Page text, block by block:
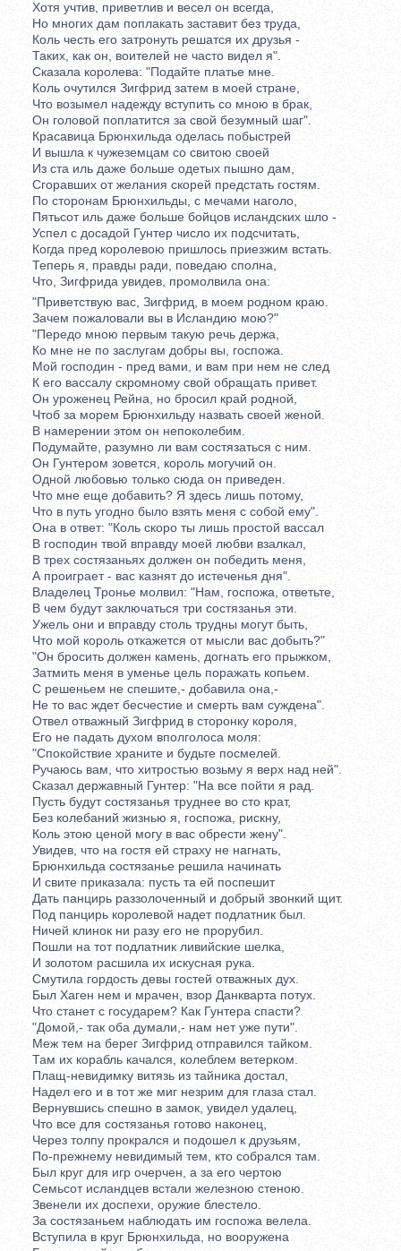
Хотя учтив, приветлив и весел он всегда,
Но многих дам поплакать заставит без труда,
Коль честь его затронуть решатся их друзья -
Таких, как он, воителей не часто видел я".
Сказала королева: "Подайте платье мне.
Коль очутился Зигфрид затем в моей стране,
Что возымел надежду вступить со мною в брак,
Он головой поплатится за свой безумный шаг".
Красавица Брюнхильда оделась побыстрей
И вышла к чужеземцам со свитою своей
Из ста иль даже больше одетых пышно дам,
Сгоравших от желания скорей предстать гостям.
По сторонам Брюнхильды, с мечами наголо,
Пятьсот иль даже больше бойцов исландских шло -
Успел с досадой Гунтер число их подсчитать,
Когда пред королевою пришлось приезжим встать.
Теперь я, правды ради, поведаю сполна,
Что, Зигфрида увидев, промолвила она:
"Приветствую вас, Зигфрид, в моем родном краю.
Зачем пожаловали вы в Исландию мою?"
"Передо мною первым такую речь держа,
Ко мне не по заслугам добры вы, госпожа.
Мой господин - пред вами, и вам при нем не след
К его вассалу скромному свой обращать привет.
Он уроженец Рейна, но бросил край родной,
Чтоб за морем Брюнхильду назвать своей женой.
В намерении этом он непоколебим.
Подумайте, разумно ли вам состязаться с ним.
Он Гунтером зовется, король могучий он.
Одной любовью только сюда он приведен.
Что мне еще добавить? Я здесь лишь потому,
Что в путь угодно было взять меня с собой ему".
Она в ответ: "Коль скоро ты лишь простой вассал
B господин твой вправду моей любви взалкал,
В трех состязаньях должен он победить меня,
А проиграет - вас казнят до истеченья дня".
Владелец Тронье молвил: "Нам, госпожа, ответьте,
В чем будут заключаться три состязанья эти.
Ужель они и вправду столь трудны могут быть,
Что мой король откажется от мысли вас добыть?"
"Он бросить должен камень, догнать его прыжком,
Затмить меня в уменье цель поражать копьем.
С решеньем не спешите,- добавила она,-
Не то вас ждет бесчестие и смерть вам суждена".
Отвел отважный Зигфрид в сторонку короля,
Его не падать духом вполголоса моля:
"Спокойствие храните и будьте посмелей.
Ручаюсь вам, что хитростью возьму я верх над ней".
Сказал державный Гунтер: "На все пойти я рад.
Пусть будут состязанья труднее во сто крат,
Без колебаний жизнью я, госпожа, рискну,
Коль этою ценой могу в вас обрести жену".
Увидев, что на гостя ей страху не нагнать,
Брюнхильда состязанье решила начинать
И свите приказала: пусть та ей поспешит
Дать панцирь раззолоченный и добрый звонкий щит.
Под панцирь королевой надет подлатник был.
Ничей клинок ни разу его не прорубил.
Пошли на тот подлатник ливийские шелка,
И золотом расшила их искусная рука.
Смутила гордость девы гостей отважных дух.
Был Хаген нем и мрачен, взор Данкварта потух.
Что станет с государем? Как Гунтера спасти?
"Домой,- так оба думали,- нам нет уже пути".
Меж тем на берег Зигфрид отправился тайком.
Там их корабль качался, колеблем ветерком.
Плащ-невидимку витязь из тайника достал,
Надел его и в тот же миг незрим для глаза стал.
Вернувшись спешно в замок, увидел удалец,
Что все для состязанья готово наконец,
Через толпу прокрался и подошел к друзьям,
По-прежнему невидимый тем, кто собрался там.
Был круг для игр очерчен, а за его чертою
Семьсот исландцев встали железною стеною.
Звенели их доспехи, оружие блестело.
За состязаньем наблюдать им госпожа велела.
Вступила в круг Брюнхильда, но вооружена